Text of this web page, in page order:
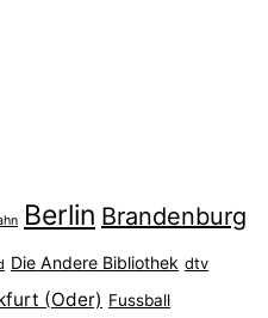
Berlin Brandenburg
Die Andere Bibliothek dtv
(Oder) Fussball